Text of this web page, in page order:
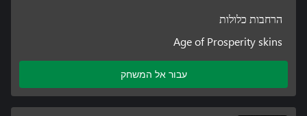
הרחבות כלולות
Age of Prosperity skins
עבור אל המשחק